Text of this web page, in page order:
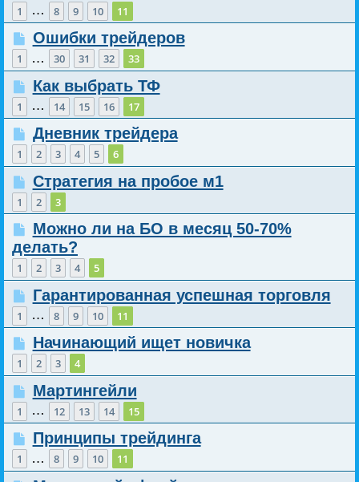
1 … 8 9 10 11
Ошибки трейдеров
1 … 30 31 32 33
Как выбрать ТФ
1 … 14 15 16 17
Дневник трейдера
1 2 3 4 5 6
Стратегия на пробое м1
1 2 3
Можно ли на БО в месяц 50-70%
делать?
1 2 3 4 5
Гарантированная успешная торговля
1 … 8 9 10 11
Начинающий ищет новичка
1 2 3 4
Мартингейли
1 … 12 13 14 15
Принципы трейдинга
1 … 8 9 10 11